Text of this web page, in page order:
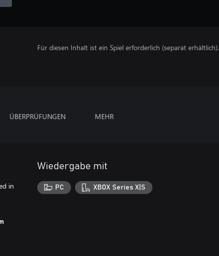
Für diesen Inhalt ist ein Spiel erforderlich (separat erhältlich).
ÜBERPRÜFUNGEN MEHR
in
Wiedergabe mit
PC XBOX Series X|S